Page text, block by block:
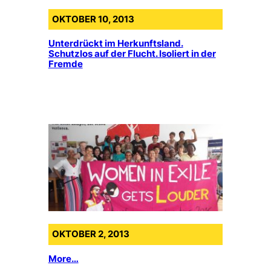
OKTOBER 10, 2013
Unterdrückt im Herkunftsland.
Schutzlos auf der Flucht. Isoliert in der
Fremde
OKTOBER 2, 2013
More…